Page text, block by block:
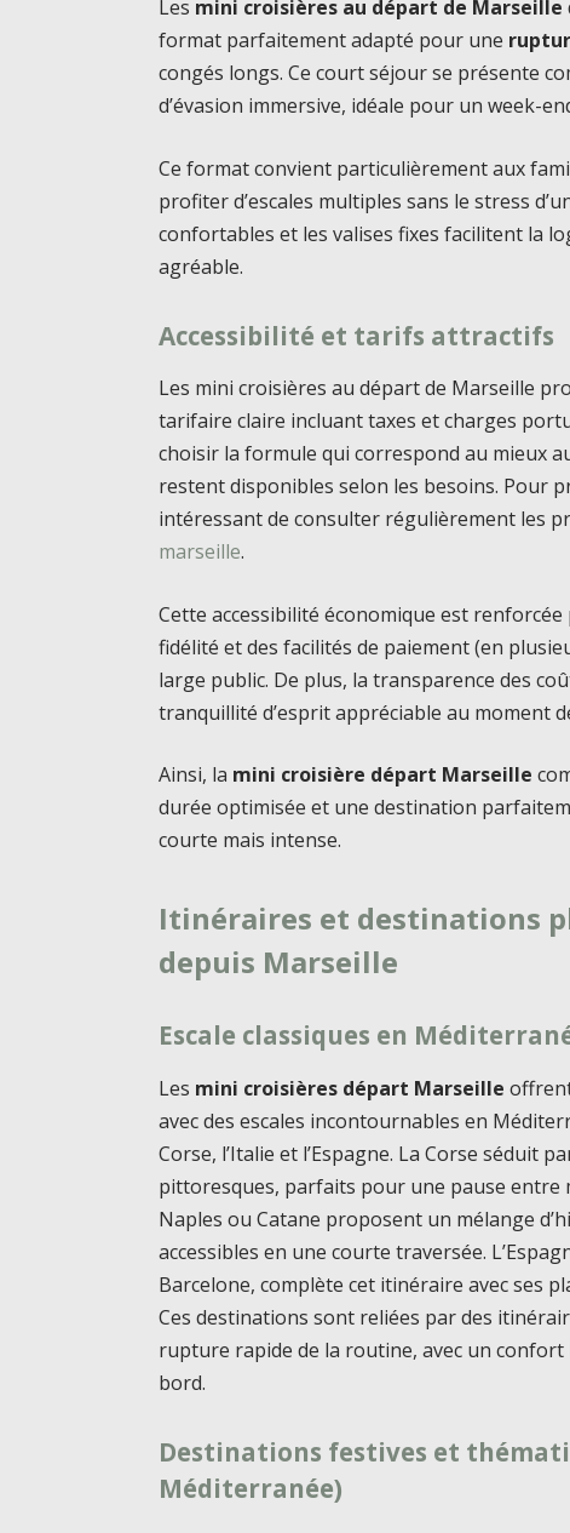
Les mini croisières au départ de Marseille
format parfaitement adapté pour une
congés longs. Ce court séjour se présente
d’évasion immersive, idéale pour un week-
Ce format convient particulièrement aux
profiter d’escales multiples sans le stress
confortables et les valises fixes facilitent la
agréable.
Accessibilité et tarifs attractifs
Les mini croisières au départ de Marseille
tarifaire claire incluant taxes et charges
choisir la formule qui correspond au mieux
restent disponibles selon les besoins. Pour
intéressant de consulter régulièrement les
marseille.
Cette accessibilité économique est
fidélité et des facilités de paiement (en
large public. De plus, la transparence des
tranquillité d’esprit appréciable au moment
Ainsi, la mini croisière départ Marseille
durée optimisée et une destination
courte mais intense.
Itinéraires et destinations
depuis Marseille
Escale classiques en
Les mini croisières départ Marseille
avec des escales incontournables en
Corse, l’Italie et l’Espagne. La Corse séduit
pittoresques, parfaits pour une pause entre
Naples ou Catane proposent un mélange
accessibles en une courte traversée.
Barcelone, complète cet itinéraire avec ses
Ces destinations sont reliées par des
rupture rapide de la routine, avec un
bord.
Destinations festives et
Méditerranée)